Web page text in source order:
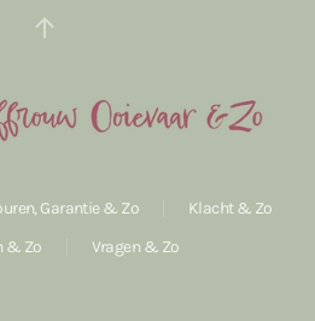
Garantie & Zo
Klacht & Zo
& Zo
Vragen & Zo